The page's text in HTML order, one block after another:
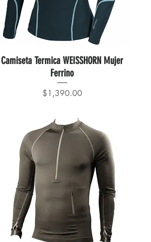
Camiseta Termica WEISSHORN Mujer
Ferrino
Precio
$1,390.00